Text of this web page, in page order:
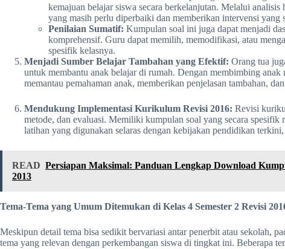
kemajuan belajar siswa secara berkelanjutan. Melalui
yang masih perlu diperbaiki dan memberikan intervensi yang
Penilaian Sumatif: Kumpulan soal ini juga dapat menjadi
komprehensif. Guru dapat memilih, memodifikasi, atau
spesifik kelasnya.
Menjadi Sumber Belajar Tambahan yang Efektif: Orang tua
untuk membantu anak belajar di rumah. Dengan membimbing anak
memantau pemahaman anak, memberikan penjelasan tambahan,
Mendukung Implementasi Kurikulum Revisi 2016: Revisi
metode, dan evaluasi. Memiliki kumpulan soal yang secara
latihan yang digunakan selaras dengan kebijakan pendidikan
READ Persiapan Maksimal: Panduan Lengkap Download
2013
Tema-Tema yang Umum Ditemukan di Kelas 4 Semester 2 Revisi
Meskipun detail tema bisa sedikit bervariasi antar penerbit atau sekolah,
tema yang relevan dengan perkembangan siswa di tingkat ini. Beberapa